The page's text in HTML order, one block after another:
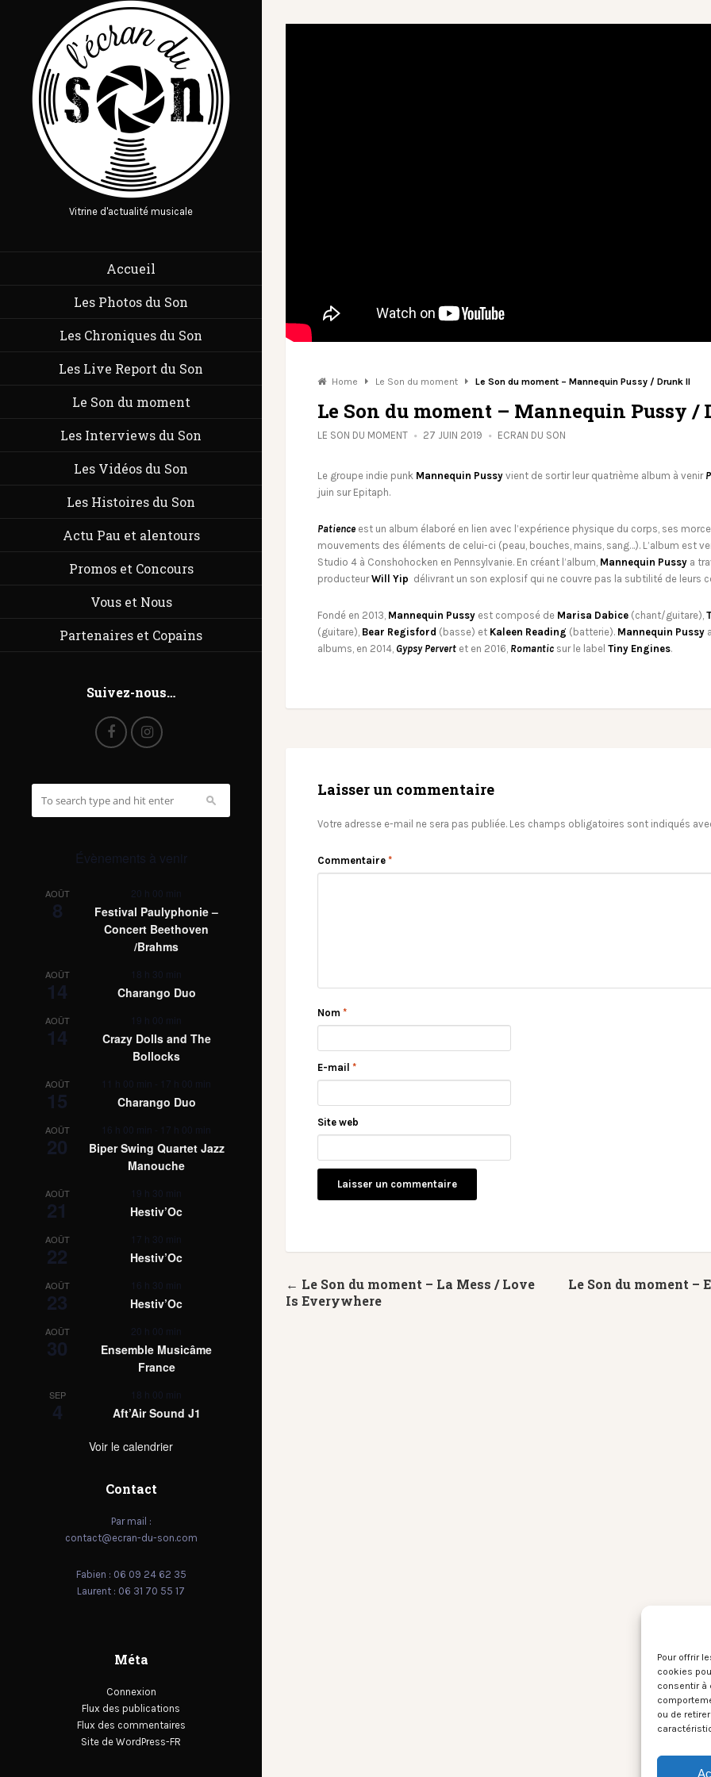
Pour offrir
cookies
consentir à
ou de
Vitrine d'actualité musicale
Accueil
Les Photos du Son
Les Chroniques du Son
Les Live Report du Son
Le Son du moment
Les Interviews du Son
Les Vidéos du Son
Les Histoires du Son
Actu Pau et alentours
Promos et Concours
Vous et Nous
Partenaires et Copains
Suivez-nous…
Évènements à venir
AOÛT
8
20 h 00 min
Festival Paulyphonie –
Concert Beethoven
/Brahms
AOÛT
14
18 h 30 min
Charango Duo
AOÛT
14
19 h 00 min
Crazy Dolls and The
Bollocks
AOÛT
15
11 h 00 min - 17 h 00 min
Charango Duo
AOÛT
20
16 h 00 min - 17 h 00 min
Biper Swing Quartet Jazz
Manouche
AOÛT
21
19 h 30 min
Hestiv’Oc
AOÛT
22
17 h 30 min
Hestiv’Oc
AOÛT
23
16 h 30 min
Hestiv’Oc
AOÛT
30
20 h 00 min
Ensemble Musicâme
France
SEP
4
18 h 00 min
Aft’Air Sound J1
Voir le calendrier
Contact
Par mail :
contact@ecran-du-son.com
Fabien : 06 09 24 62 35
Laurent : 06 31 70 55 17
Méta
Connexion
Flux des publications
Flux des commentaires
Site de WordPress-FR
Home Le Son du moment Le Son du moment – Mannequin Pussy / Drunk II
Le Son du moment – Mannequin Pussy /
LE SON DU MOMENT 27 JUIN 2019 ECRAN DU SON
Le groupe indie punk Mannequin Pussy vient de sortir leur quatrième album à venir
juin sur Epitaph.
Patience est un album élaboré en lien avec l’expérience physique du corps, ses
mouvements des éléments de celui-ci (peau, bouches, mains, sang…). L’album est
Studio 4 à Conshohocken en Pennsylvanie. En créant l’album, Mannequin Pussy a
producteurWill Yip délivrant un son explosif qui ne couvre pas la subtilité de leurs
Fondé en 2013, Mannequin Pussy est composé de Marisa Dabice (chant/guitare),
(guitare), Bear Regisford (basse) et Kaleen Reading (batterie). Mannequin Pussy
albums, en 2014, Gypsy Pervert et en 2016, Romantic sur le label Tiny Engines.
Laisser un commentaire
Votre adresse e-mail ne sera pas publiée. Les champs obligatoires sont indiqués
Commentaire *
Nom *
E-mail *
Site web
Le Son du moment –
← Le Son du moment – La Mess / Love
Is Everywhere